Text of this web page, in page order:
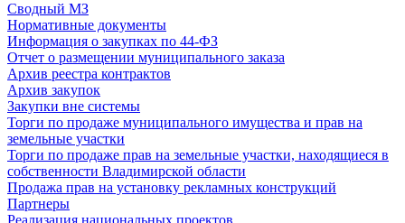
Сводный МЗ
Нормативные документы
Информация о закупках по 44-ФЗ
Отчет о размещении муниципального заказа
Архив реестра контрактов
Архив закупок
Закупки вне системы
Торги по продаже муниципального имущества и прав на
земельные участки
Торги по продаже прав на земельные участки, находящиеся в
собственности Владимирской области
Продажа прав на установку рекламных конструкций
Партнеры
Реализация национальных проектов